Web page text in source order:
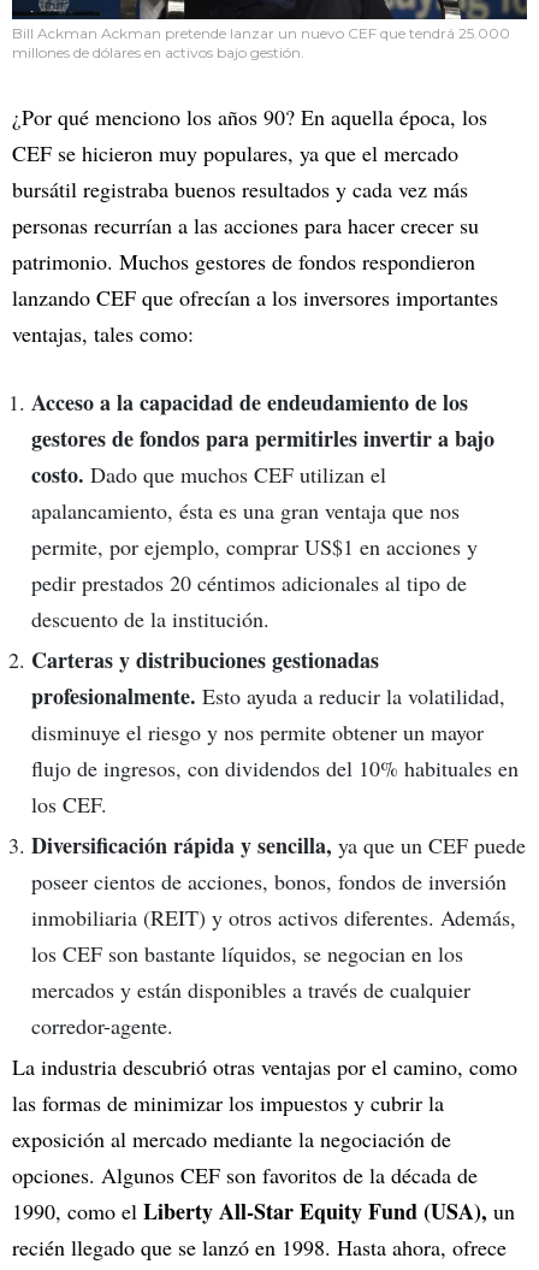
Bill Ackman Ackman pretende lanzar un nuevo CEF que tendrá 25.000
millones de dólares en activos bajo gestión.
¿Por qué menciono los años 90? En aquella época, los
CEF se hicieron muy populares, ya que el mercado
bursátil registraba buenos resultados y cada vez más
personas recurrían a las acciones para hacer crecer su
patrimonio. Muchos gestores de fondos respondieron
lanzando CEF que ofrecían a los inversores importantes
ventajas, tales como:
Acceso a la capacidad de endeudamiento de los
gestores de fondos para permitirles invertir a bajo
costo. Dado que muchos CEF utilizan el
apalancamiento, ésta es una gran ventaja que nos
permite, por ejemplo, comprar US$1 en acciones y
pedir prestados 20 céntimos adicionales al tipo de
descuento de la institución.
Carteras y distribuciones gestionadas
profesionalmente. Esto ayuda a reducir la volatilidad,
disminuye el riesgo y nos permite obtener un mayor
flujo de ingresos, con dividendos del 10% habituales en
los CEF.
Diversificación rápida y sencilla, ya que un CEF puede
poseer cientos de acciones, bonos, fondos de inversión
inmobiliaria (REIT) y otros activos diferentes. Además,
los CEF son bastante líquidos, se negocian en los
mercados y están disponibles a través de cualquier
corredor-agente.
La industria descubrió otras ventajas por el camino, como
las formas de minimizar los impuestos y cubrir la
exposición al mercado mediante la negociación de
opciones. Algunos CEF son favoritos de la década de
1990, como el Liberty All-Star Equity Fund (USA), un
recién llegado que se lanzó en 1998. Hasta ahora, ofrece